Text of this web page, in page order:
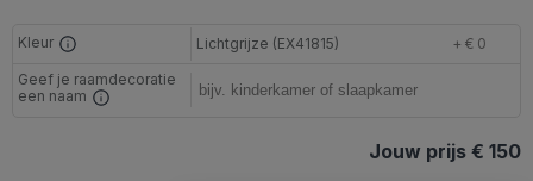
Kleur Lichtgrijze (EX41815)
+ € 0
Geef je raamdecoratie
een naam
Jouw prijs € 150